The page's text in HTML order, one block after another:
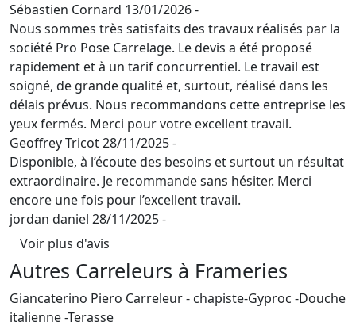
Sébastien Cornard 13/01/2026 -
Nous sommes très satisfaits des travaux réalisés par la
société Pro Pose Carrelage. Le devis a été proposé
rapidement et à un tarif concurrentiel. Le travail est
soigné, de grande qualité et, surtout, réalisé dans les
délais prévus. Nous recommandons cette entreprise les
yeux fermés. Merci pour votre excellent travail.
Geoffrey Tricot28/11/2025 -
Disponible, à l’écoute des besoins et surtout un résultat
extraordinaire. Je recommande sans hésiter. Merci
encore une fois pour l’excellent travail.
jordan daniel 28/11/2025 -
Voir plus d'avis
Autres Carreleurs à Frameries
Giancaterino Piero Carreleur - chapiste-Gyproc -Douche
italienne -Terasse